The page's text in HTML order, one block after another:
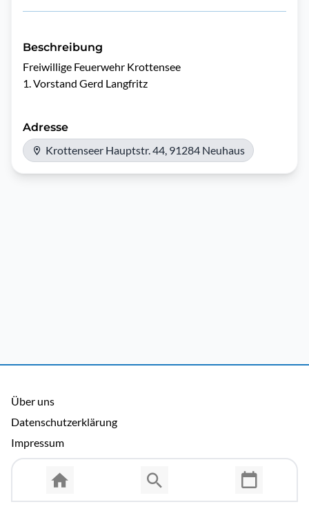
Beschreibung
Freiwillige Feuerwehr Krottensee
1. Vorstand Gerd Langfritz
Adresse
Krottenseer Hauptstr. 44, 91284 Neuhaus
Über uns
Datenschutzerklärung
Impressum
Allgemeine Nutzungsbedingungen